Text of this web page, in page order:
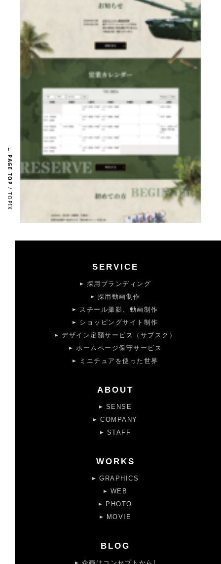
← PAGE TOP
/ TOPIX
SERVICE
採用ブランディング
採用動画制作
スチール撮影、動画制作
ショッピングサイト制作
デザイン定額サービス（サブスク）
ホームページ保守サービス
ミニチュアを使った世界
ABOUT
SENSE
COMPANY
STAFF
WORKS
GRAPHICS
WEB
PHOTO
MOVIE
BLOG